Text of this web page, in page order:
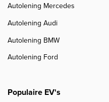
Autolening Mercedes
Autolening Audi
Autolening BMW
Autolening Ford
Populaire EV's